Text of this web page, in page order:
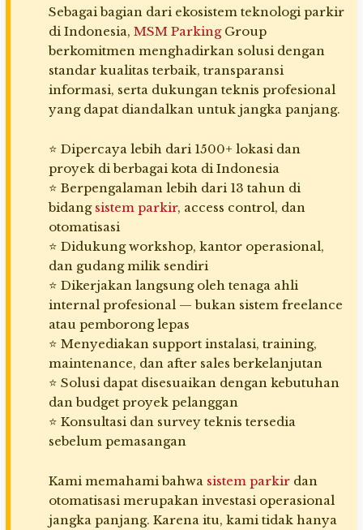
Sebagai bagian dari ekosistem teknologi parkir
di Indonesia, MSM ParkingGroup
berkomitmen menghadirkan solusi dengan
standar kualitas terbaik, transparansi
informasi, serta dukungan teknis profesional
yang dapat diandalkan untuk jangka panjang.
⭐ Dipercaya lebih dari 1500+ lokasi dan
proyek di berbagai kota di Indonesia
⭐ Berpengalaman lebih dari 13 tahun di
bidang sistem parkir, access control, dan
otomatisasi
⭐ Didukung workshop, kantor operasional,
dan gudang milik sendiri
⭐ Dikerjakan langsung oleh tenaga ahli
internal profesional — bukan sistem freelance
atau pemborong lepas
⭐ Menyediakan support instalasi, training,
maintenance, dan after sales berkelanjutan
⭐ Solusi dapat disesuaikan dengan kebutuhan
dan budget proyek pelanggan
⭐ Konsultasi dan survey teknis tersedia
sebelum pemasangan
Kami memahami bahwa sistem parkir dan
otomatisasi merupakan investasi operasional
jangka panjang. Karena itu, kami tidak hanya